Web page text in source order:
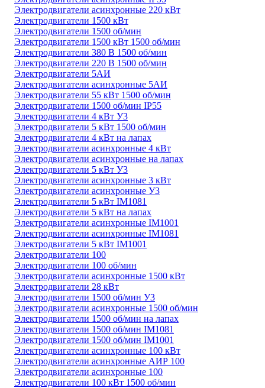
Электродвигатели асинхронные 220 кВт
Электродвигатели 1500 кВт
Электродвигатели 1500 об/мин
Электродвигатели 1500 кВт 1500 об/мин
Электродвигатели 380 В 1500 об/мин
Электродвигатели 220 В 1500 об/мин
Электродвигатели 5АИ
Электродвигатели асинхронные 5АИ
Электродвигатели 55 кВт 1500 об/мин
Электродвигатели 1500 об/мин IP55
Электродвигатели 4 кВт У3
Электродвигатели 5 кВт 1500 об/мин
Электродвигатели 4 кВт на лапах
Электродвигатели асинхронные 4 кВт
Электродвигатели асинхронные на лапах
Электродвигатели 5 кВт У3
Электродвигатели асинхронные 3 кВт
Электродвигатели асинхронные У3
Электродвигатели 5 кВт IM1081
Электродвигатели 5 кВт на лапах
Электродвигатели асинхронные IM1001
Электродвигатели асинхронные IM1081
Электродвигатели 5 кВт IM1001
Электродвигатели 100
Электродвигатели 100 об/мин
Электродвигатели асинхронные 1500 кВт
Электродвигатели 28 кВт
Электродвигатели 1500 об/мин У3
Электродвигатели асинхронные 1500 об/мин
Электродвигатели 1500 об/мин на лапах
Электродвигатели 1500 об/мин IM1081
Электродвигатели 1500 об/мин IM1001
Электродвигатели асинхронные 100 кВт
Электродвигатели асинхронные АИР 100
Электродвигатели асинхронные 100
Электродвигатели 100 кВт 1500 об/мин